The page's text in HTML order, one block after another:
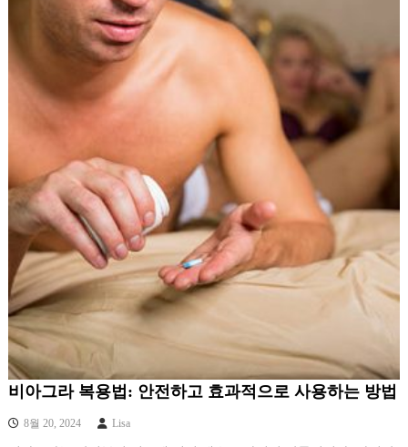
비아그라 복용법: 안전하고 효과적으로 사용하는 방법
8월 20, 2024 Lisa